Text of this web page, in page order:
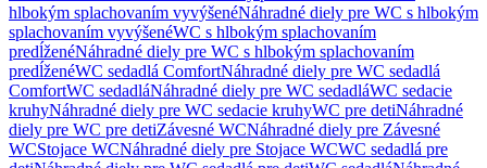
hlbokým splachovaním vyvýšenéNáhradné diely pre WC s hlbokým
splachovaním vyvýšenéWC s hlbokým splachovaním
predĺženéNáhradné diely pre WC s hlbokým splachovaním
predĺženéWC sedadlá ComfortNáhradné diely pre WC sedadlá
ComfortWC sedadláNáhradné diely pre WC sedadláWC sedacie
kruhyNáhradné diely pre WC sedacie kruhyWC pre detiNáhradné
diely pre WC pre detiZávesné WCNáhradné diely pre Závesné
WCStojace WCNáhradné diely pre Stojace WCWC sedadlá pre